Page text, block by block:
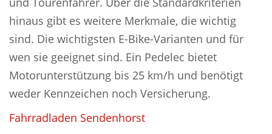
hinaus gibt es weitere Merkmale, die wichtig
sind. Die wichtigsten E-Bike-Varianten und für
wen sie geeignet sind. Ein Pedelec bietet
Motorunterstützung bis 25 km/h und benötigt
weder Kennzeichen noch Versicherung.
Fahrradladen Sendenhorst